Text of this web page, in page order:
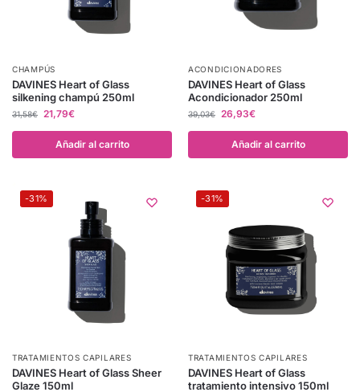
CHAMPÚS
DAVINES Heart of Glass
silkening champú 250ml
31,58€ 21,79€
Añadir al carrito
ACONDICIONADORES
DAVINES Heart of Glass
Acondicionador 250ml
39,03€ 26,93€
Añadir al carrito
-31%
TRATAMIENTOS CAPILARES
DAVINES Heart of Glass Sheer
Glaze 150ml
-31%
TRATAMIENTOS CAPILARES
DAVINES Heart of Glass
tratamiento intensivo 150ml